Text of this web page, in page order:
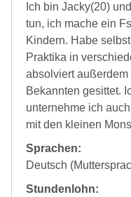
Ich bin Jacky(20)
tun, ich mache ein
Kindern. Habe
Praktika in
absolviert
Bekannten gesittet.
unternehme ich
mit den kleinen
Sprachen:
Deutsch
Stundenlohn: